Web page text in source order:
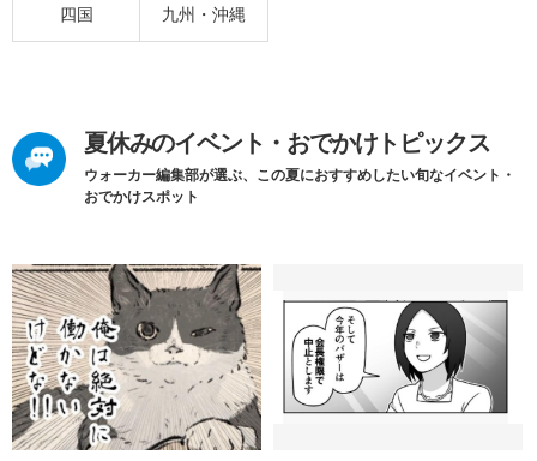
四国 九州・沖縄
夏休みのイベント・おでかけトピックス
ウォーカー編集部が選ぶ、この夏におすすめしたい旬なイベント・
おでかけスポット